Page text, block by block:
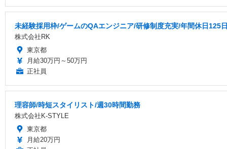
未経験採用枠/ゲームのQAエンジニア/研修制度充実/年間休日125
株式会社RK
東京都
月給30万円～50万円
正社員
理容師/時短スタイリスト/週30時間勤務
株式会社K-STYLE
東京都
月給20万円